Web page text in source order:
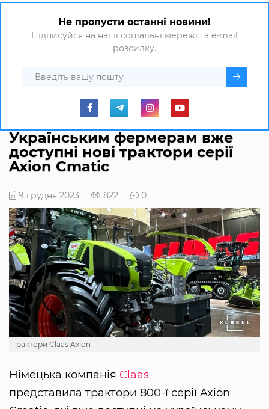
Не пропусти останні новини!
Підписуйся на наші соціальні мережі та e-mail
розсилку.
Українським фермерам вже
доступні нові трактори серії
Axion Cmatic
9 грудня 2023 822 0
Трактори Claas Axion
Німецька компанія Claas
представила трактори 800-ї серії Axion